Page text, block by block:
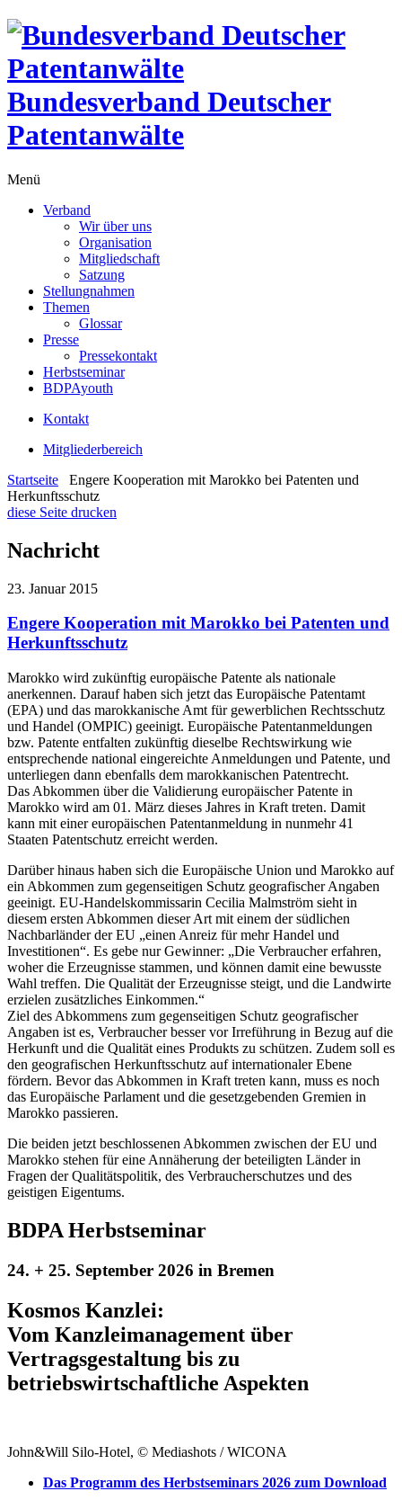
Bundesverband Deutscher
Patentanwälte
Menü
Verband
Wir über uns
Organisation
Mitgliedschaft
Satzung
Stellungnahmen
Themen
Glossar
Presse
Pressekontakt
Herbstseminar
BDPAyouth
Kontakt
Mitgliederbereich
Startseite
Engere Kooperation mit Marokko bei Patenten und
Herkunftsschutz
diese Seite drucken
Nachricht
23. Januar 2015
Engere Kooperation mit Marokko bei Patenten und
Herkunftsschutz
Marokko wird zukünftig europäische Patente als nationale
anerkennen. Darauf haben sich jetzt das Europäische Patentamt
(EPA) und das marokkanische Amt für gewerblichen Rechtsschutz
und Handel (OMPIC) geeinigt. Europäische Patentanmeldungen
bzw. Patente entfalten zukünftig dieselbe Rechtswirkung wie
entsprechende national eingereichte Anmeldungen und Patente, und
unterliegen dann ebenfalls dem marokkanischen Patentrecht.
Das Abkommen über die Validierung europäischer Patente in
Marokko wird am 01. März dieses Jahres in Kraft treten. Damit
kann mit einer europäischen Patentanmeldung in nunmehr 41
Staaten Patentschutz erreicht werden.
Darüber hinaus haben sich die Europäische Union und Marokko auf
ein Abkommen zum gegenseitigen Schutz geografischer Angaben
geeinigt. EU-Handelskommissarin Cecilia Malmström sieht in
diesem ersten Abkommen dieser Art mit einem der südlichen
Nachbarländer der EU „einen Anreiz für mehr Handel und
Investitionen“. Es gebe nur Gewinner: „Die Verbraucher erfahren,
woher die Erzeugnisse stammen, und können damit eine bewusste
Wahl treffen. Die Qualität der Erzeugnisse steigt, und die Landwirte
erzielen zusätzliches Einkommen.“
Ziel des Abkommens zum gegenseitigen Schutz geografischer
Angaben ist es, Verbraucher besser vor Irreführung in Bezug auf die
Herkunft und die Qualität eines Produkts zu schützen. Zudem soll es
den geografischen Herkunftsschutz auf internationaler Ebene
fördern. Bevor das Abkommen in Kraft treten kann, muss es noch
das Europäische Parlament und die gesetzgebenden Gremien in
Marokko passieren.
Die beiden jetzt beschlossenen Abkommen zwischen der EU und
Marokko stehen für eine Annäherung der beteiligten Länder in
Fragen der Qualitätspolitik, des Verbraucherschutzes und des
geistigen Eigentums.
BDPA Herbstseminar
24. + 25. September 2026 in Bremen
Kosmos Kanzlei:
Vom Kanzleimanagement über
Vertragsgestaltung bis zu
betriebswirtschaftliche Aspekten
John&Will Silo-Hotel, © Mediashots / WICONA
Das Programm des Herbstseminars 2026 zum Download